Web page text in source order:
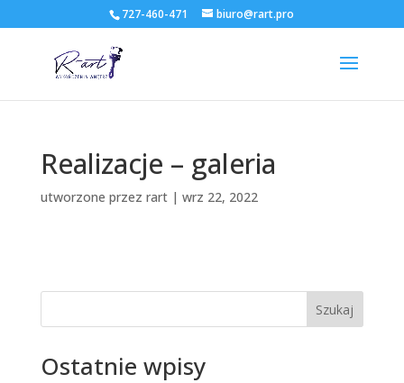
727-460-471 biuro@rart.pro
Realizacje – galeria
utworzone przez rart| wrz 22, 2022
Szukaj
Ostatnie wpisy